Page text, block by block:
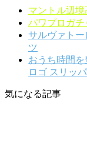
マントル辺境
パワプロガチ
サルヴァト
ツ
おうち時間
ロゴ スリッパ
気になる記事